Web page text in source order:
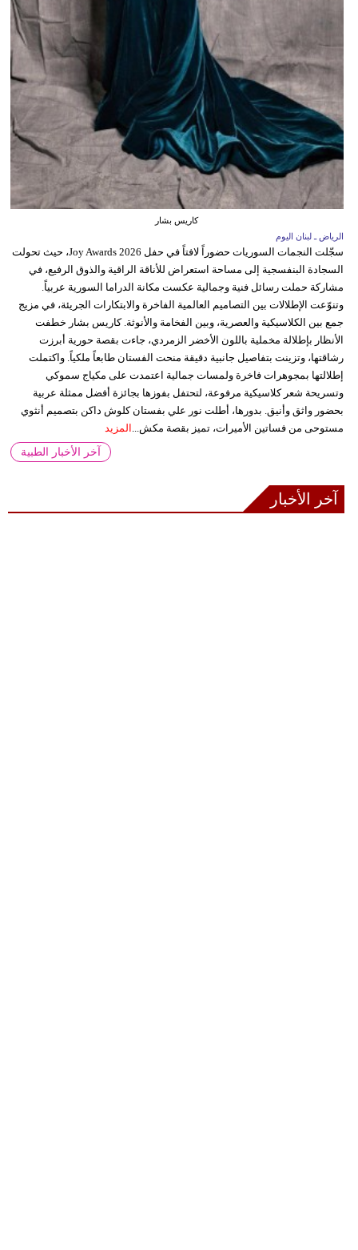
كاريس بشار
الرياض ـ لبنان اليوم
سجّلت النجمات السوريات حضوراً لافتاً في حفل Joy Awards 2026، حيث تحولت
السجادة البنفسجية إلى مساحة استعراض للأناقة الراقية والذوق الرفيع، في
مشاركة حملت رسائل فنية وجمالية عكست مكانة الدراما السورية عربياً.
وتنوّعت الإطلالات بين التصاميم العالمية الفاخرة والابتكارات الجريئة، في مزيج
جمع بين الكلاسيكية والعصرية، وبين الفخامة والأنوثة. كاريس بشار خطفت
الأنظار بإطلالة مخملية باللون الأخضر الزمردي، جاءت بقصة حورية أبرزت
رشاقتها، وتزينت بتفاصيل جانبية دقيقة منحت الفستان طابعاً ملكياً. واكتملت
إطلالتها بمجوهرات فاخرة ولمسات جمالية اعتمدت على مكياج سموكي
وتسريحة شعر كلاسيكية مرفوعة، لتحتفل بفوزها بجائزة أفضل ممثلة عربية
بحضور واثق وأنيق. بدورها، أطلت نور علي بفستان كلوش داكن بتصميم أنثوي
مستوحى من فساتين الأميرات، تميز بقصة مكش... المزيد
آخر الأخبار الطبية
آخر الأخبار